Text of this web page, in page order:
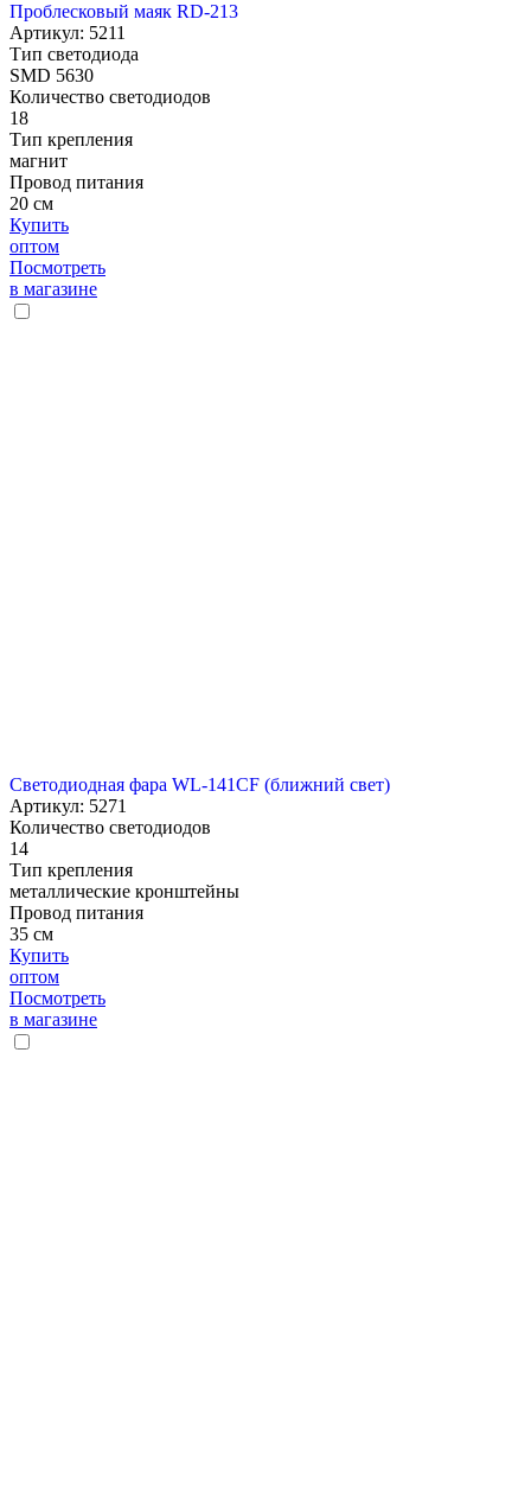
Проблесковый маяк RD-213
Артикул: 5211
Тип светодиода
SMD 5630
Количество светодиодов
18
Тип крепления
магнит
Провод питания
20 см
Купить
оптом
Посмотреть
в магазине
Светодиодная фара WL-141CF (ближний свет)
Артикул: 5271
Количество светодиодов
14
Тип крепления
металлические кронштейны
Провод питания
35 см
Купить
оптом
Посмотреть
в магазине